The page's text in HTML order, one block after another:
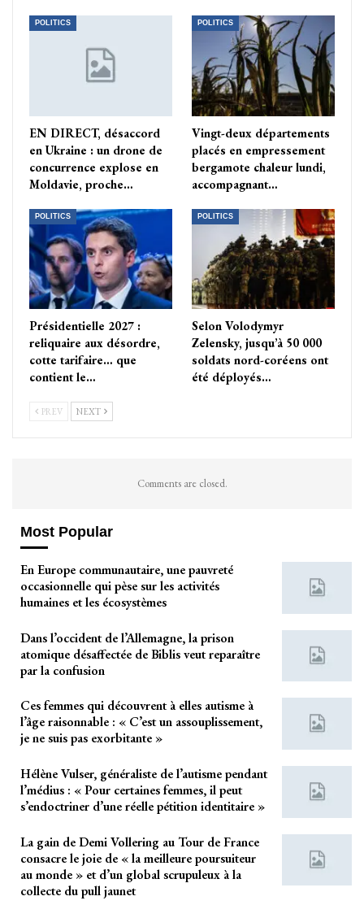
POLITICS
EN DIRECT, désaccord
en Ukraine : un drone de
concurrence explose en
Moldavie, proche…
POLITICS
Vingt-deux départements
placés en empressement
bergamote chaleur lundi,
accompagnant…
POLITICS
Présidentielle 2027 :
reliquaire aux désordre,
cotte tarifaire… que
contient le…
POLITICS
Selon Volodymyr
Zelensky, jusqu’à 50 000
soldats nord-coréens ont
été déployés…
PREV NEXT
Comments are closed.
Most Popular
En Europe communautaire, une pauvreté
occasionnelle qui pèse sur les activités
humaines et les écosystèmes
Dans l’occident de l’Allemagne, la prison
atomique désaffectée de Biblis veut reparaître
par la confusion
Ces femmes qui découvrent à elles autisme à
l’âge raisonnable : « C’est un assouplissement,
je ne suis pas exorbitante »
Hélène Vulser, généraliste de l’autisme pendant
l’médius : « Pour certaines femmes, il peut
s’endoctriner d’une réelle pétition identitaire »
La gain de Demi Vollering au Tour de France
consacre le joie de « la meilleure poursuiteur
au monde » et d’un global scrupuleux à la
collecte du pull jaunet